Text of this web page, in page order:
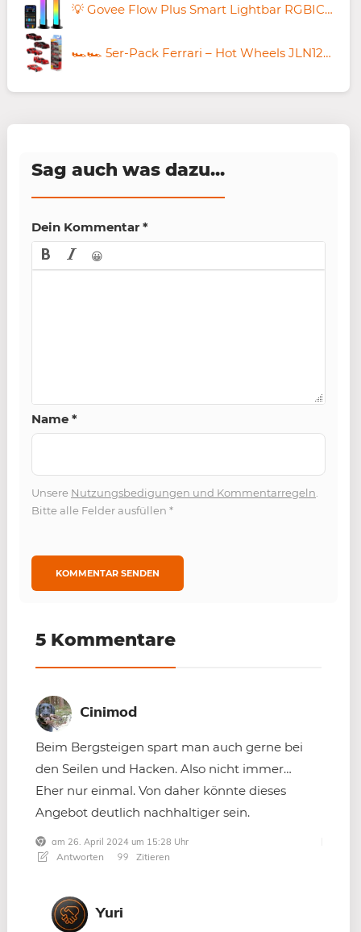
💡 Govee Flow Plus Smart Lightbar RGBICWW LED Ambilight für 45,49€ (statt 60€)
🏎️🏎️ 5er-Pack Ferrari – Hot Wheels JLN12 Maßstab 1:64 für 9,99€ (statt 17€)
Sag auch was dazu...
Dein Kommentar *
😀
Name *
Unsere Nutzungsbedigungen und Kommentarregeln.
Bitte alle Felder ausfüllen *
5 Kommentare
Cinimod
Beim Bergsteigen spart man auch gerne bei
den Seilen und Hacken. Also nicht immer…
Eher nur einmal. Von daher könnte dieses
Angebot deutlich nachhaltiger sein.
am 26. April 2024 um 15:28 Uhr
Antworten Zitieren
Yuri